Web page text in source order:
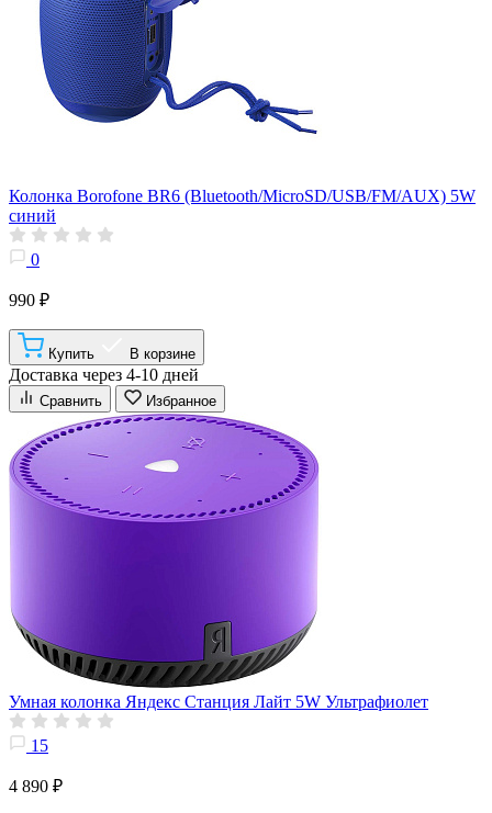
Колонка Borofone BR6 (Bluetooth/MicroSD/USB/FM/AUX) 5W
синий
0
990 ₽
Купить В корзине
Доставка через 4-10 дней
Сравнить Избранное
Умная колонка Яндекс Станция Лайт 5W Ультрафиолет
15
4 890 ₽